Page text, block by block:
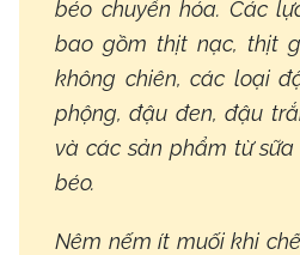
béo chuyển hóa. Các
bao gồm thịt nạc, thịt
không chiên, các loại
phộng, đậu đen, đậu
và các sản phẩm từ
béo.
Nêm nếm ít muối khi